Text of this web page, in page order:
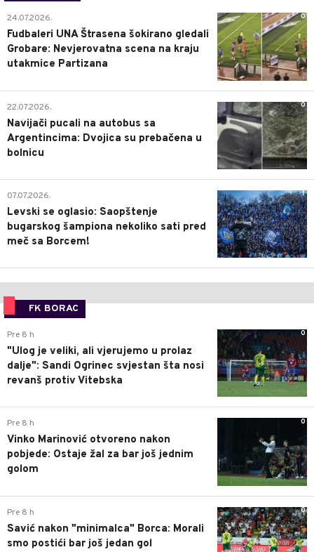
0
24.07.2026.
Fudbaleri UNA Štrasena šokirano gledali
Grobare: Nevjerovatna scena na kraju
utakmice Partizana
0
22.07.2026.
Navijači pucali na autobus sa
Argentincima: Dvojica su prebačena u
bolnicu
1
07.07.2026.
Levski se oglasio: Saopštenje
bugarskog šampiona nekoliko sati pred
meč sa Borcem!
FK BORAC
0
Pre 8 h
"Ulog je veliki, ali vjerujemo u prolaz
dalje": Sandi Ogrinec svjestan šta nosi
revanš protiv Vitebska
0
Pre 8 h
Vinko Marinović otvoreno nakon
pobjede: Ostaje žal za bar još jednim
golom
0
Pre 8 h
Savić nakon "minimalca" Borca: Morali
smo postići bar još jedan gol